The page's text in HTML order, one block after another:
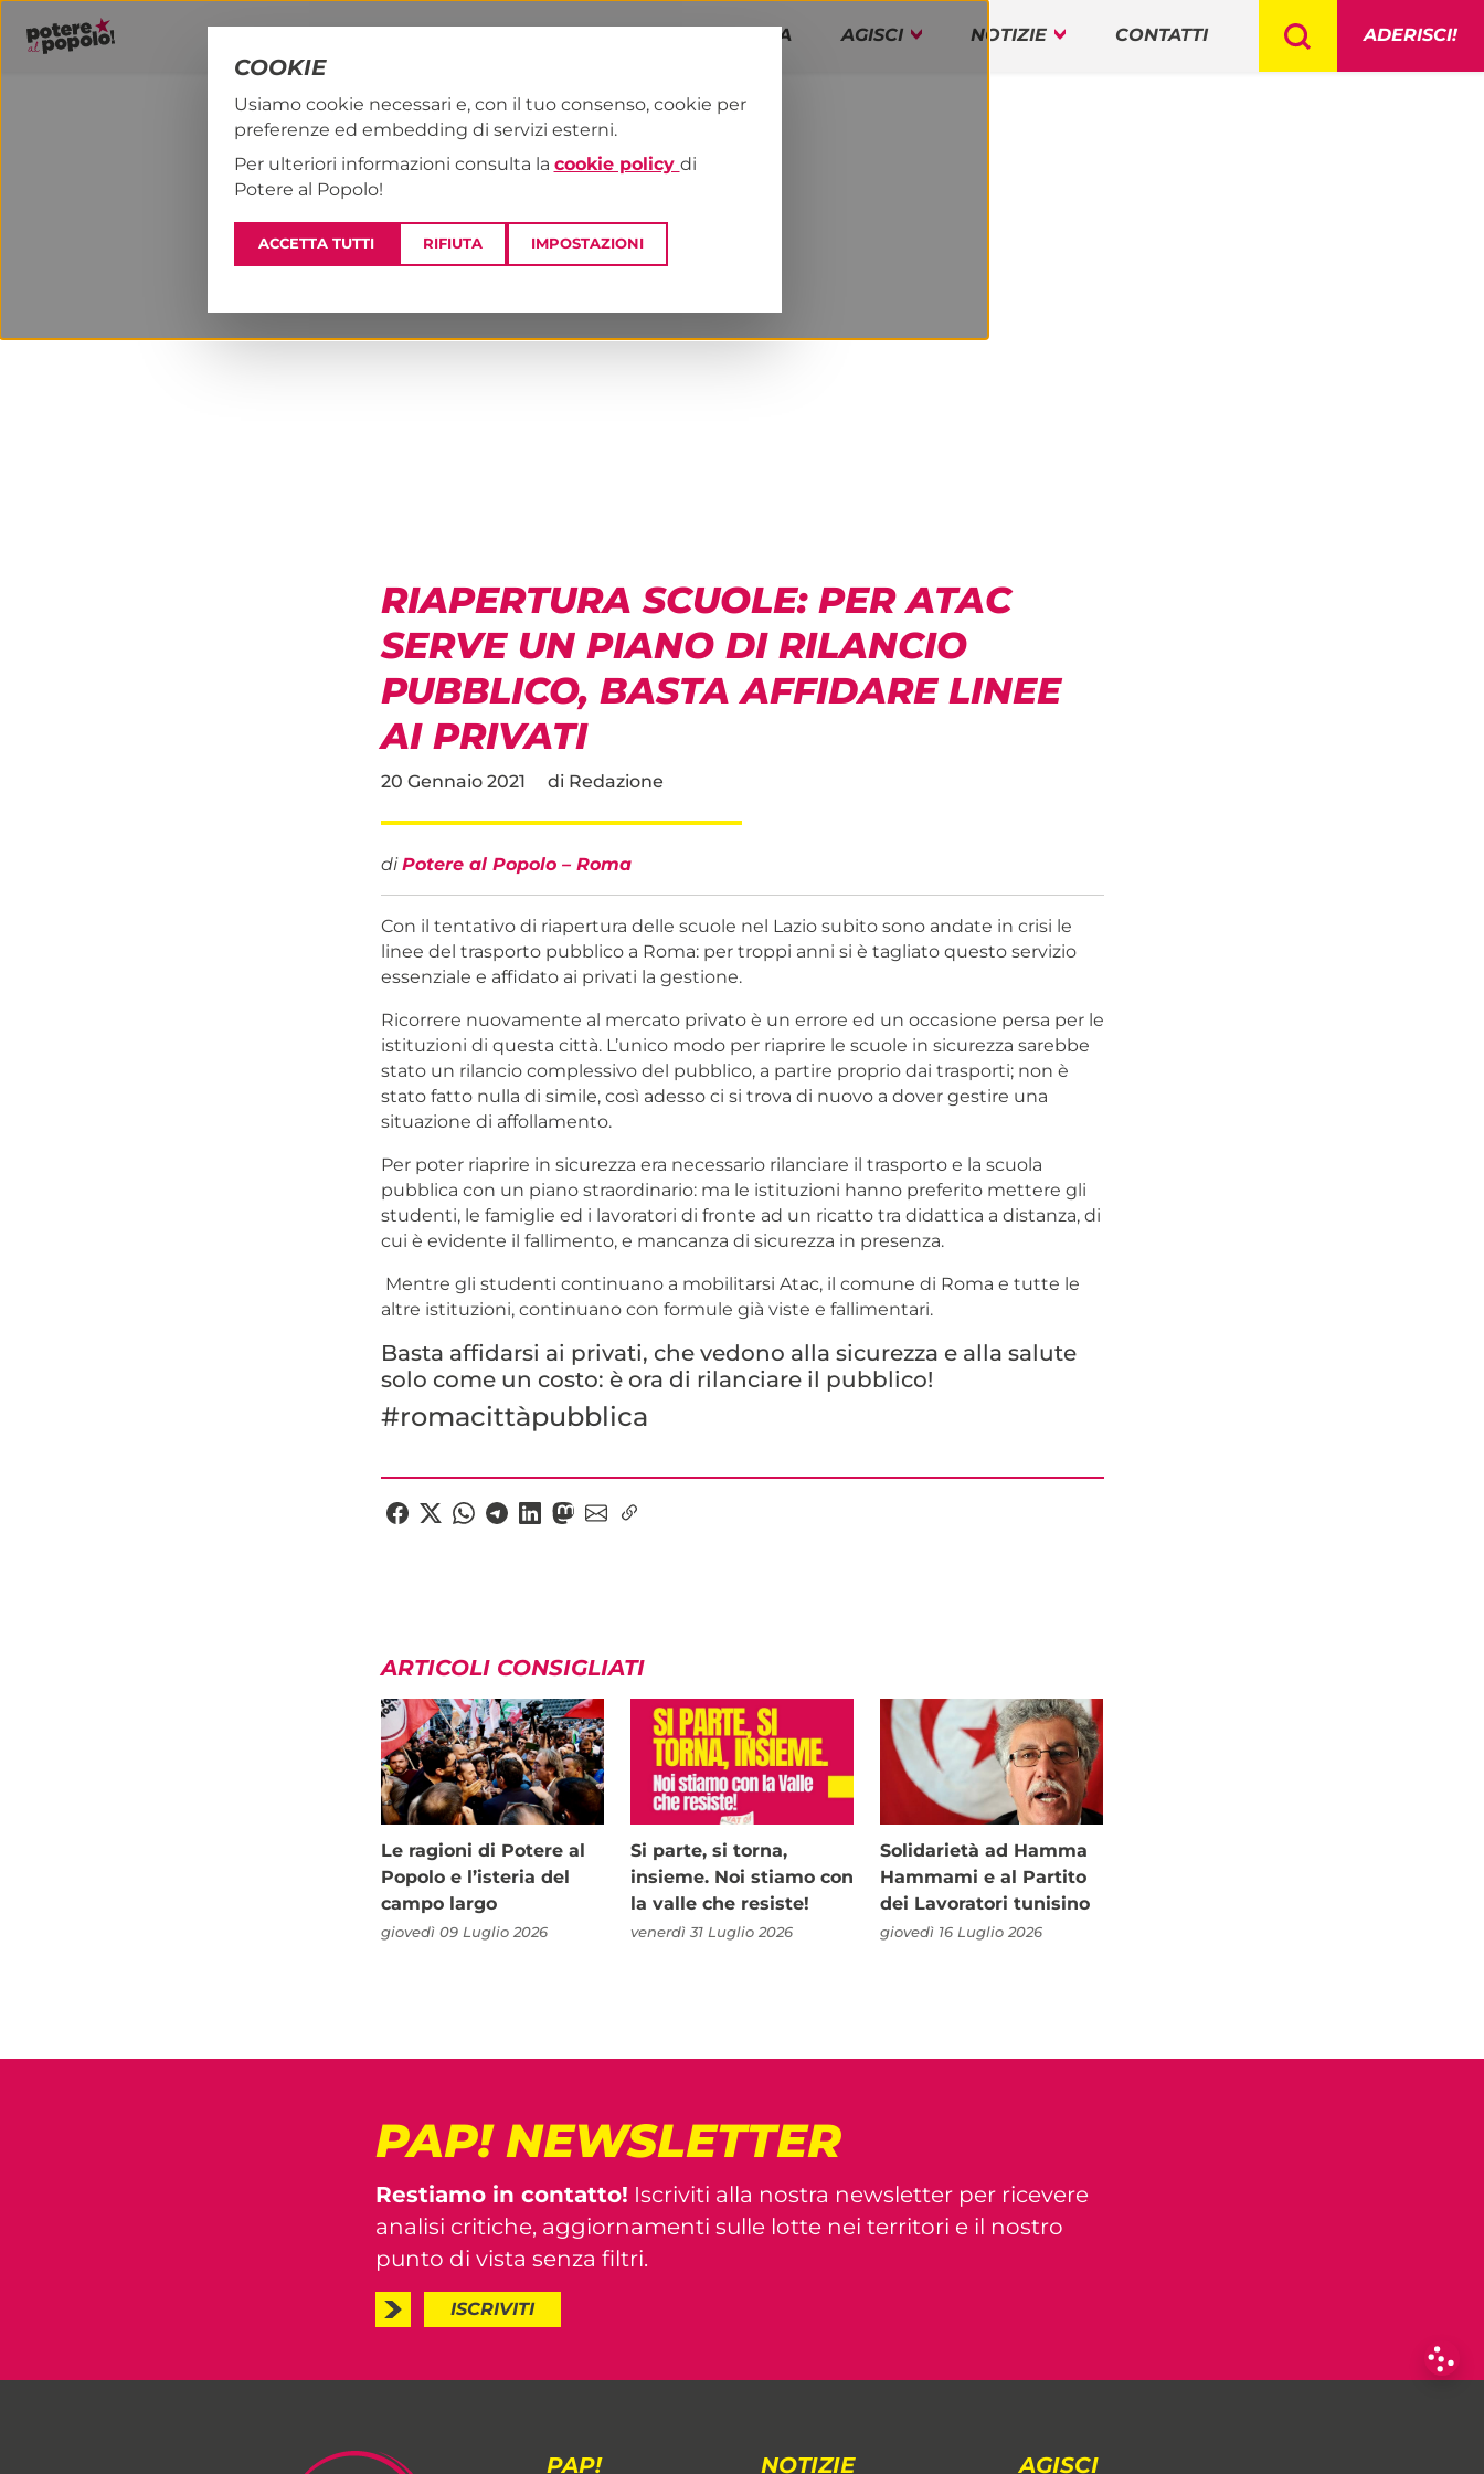
PROGRAMMA AGISCI NOTIZIE CONTATTI ADERISCI!
PAP! NOTIZIE DAI TERRITORI
RIAPERTURA SCUOLE: PER ATAC
SERVE UN PIANO DI RILANCIO
PUBBLICO, BASTA AFFIDARE LINEE
AI PRIVATI
20 Gennaio 2021 di Redazione
diPotere al Popolo – Roma
Con il tentativo di riapertura delle scuole nel Lazio subito sono andate in crisi le
linee del trasporto pubblico a Roma: per troppi anni si è tagliato questo servizio
essenziale e affidato ai privati la gestione.
Ricorrere nuovamente al mercato privato è un errore ed un occasione persa per le
istituzioni di questa città. L’unico modo per riaprire le scuole in sicurezza sarebbe
stato un rilancio complessivo del pubblico, a partire proprio dai trasporti; non è
stato fatto nulla di simile, così adesso ci si trova di nuovo a dover gestire una
situazione di affollamento.
Per poter riaprire in sicurezza era necessario rilanciare il trasporto e la scuola
pubblica con un piano straordinario: ma le istituzioni hanno preferito mettere gli
studenti, le famiglie ed i lavoratori di fronte ad un ricatto tra didattica a distanza, di
cui è evidente il fallimento, e mancanza di sicurezza in presenza.
Mentre gli studenti continuano a mobilitarsi Atac, il comune di Roma e tutte le
altre istituzioni, continuano con formule già viste e fallimentari.
Basta affidarsi ai privati, che vedono alla sicurezza e alla salute
solo come un costo: è ora di rilanciare il pubblico!
#romacittàpubblica
ARTICOLI CONSIGLIATI
Le ragioni di Potere al
Popolo e l’isteria del
campo largo
giovedì 09 Luglio 2026
Si parte, si torna,
insieme. Noi stiamo con
la valle che resiste!
venerdì 31 Luglio 2026
Solidarietà ad Hamma
Hammami e al Partito
dei Lavoratori tunisino
giovedì 16 Luglio 2026
PAP! NEWSLETTER
Restiamo in contatto! Iscriviti alla nostra newsletter per ricevere
analisi critiche, aggiornamenti sulle lotte nei territori e il nostro
punto di vista senza filtri.
ISCRIVITI
PAP! NOTIZIE AGISCI
COOKIE
Usiamo cookie necessari e, con il tuo consenso, cookie per
preferenze ed embedding di servizi esterni.
Per ulteriori informazioni consulta la cookie policy di
Potere al Popolo!
ACCETTA TUTTI RIFIUTA IMPOSTAZIONI